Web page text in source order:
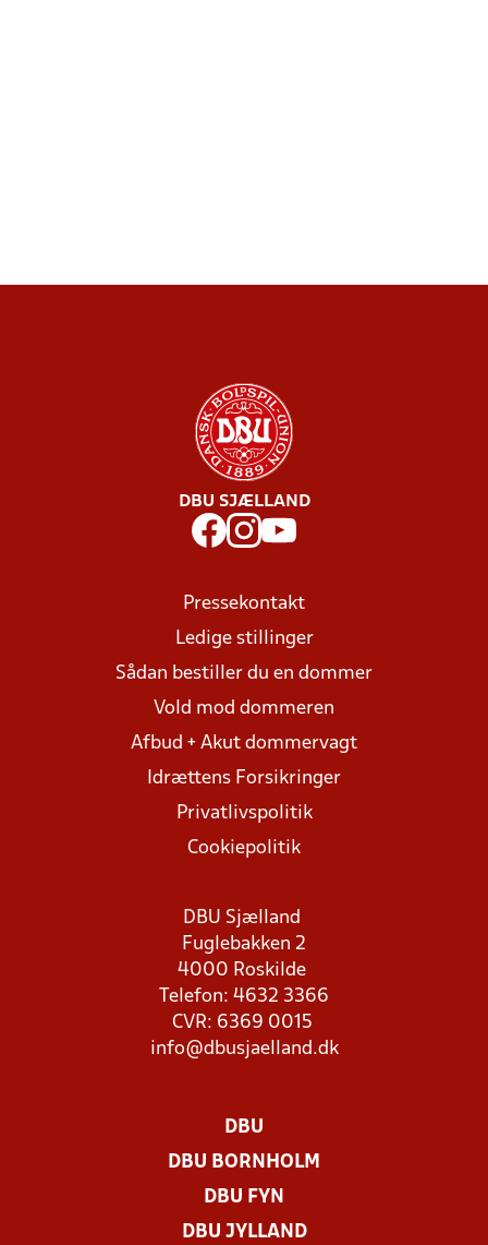
DBU SJÆLLAND
Pressekontakt
Ledige stillinger
Sådan bestiller du en dommer
Vold mod dommeren
Afbud + Akut dommervagt
Idrættens Forsikringer
Privatlivspolitik
Cookiepolitik
DBU Sjælland
Fuglebakken 2
4000 Roskilde
Telefon: 4632 3366
CVR: 6369 0015
info@dbusjaelland.dk
DBU
DBU BORNHOLM
DBU FYN
DBU JYLLAND